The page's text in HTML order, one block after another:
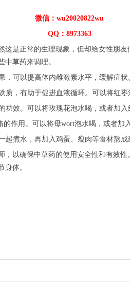
微信：wu20020822wu
QQ：8973363
是正常的生理现象，但却给女性朋
草药来调理。
可以提高体内雌激素水平，缓解症状
，有助于促进血液循环。可以将红
效。可以将玫瑰花泡水喝，或者加入
作用。可以将母wort泡水喝，或者加
煮水，再加入鸡蛋、瘦肉等食材熬成
以确保中草药的使用安全性和有效
身体。